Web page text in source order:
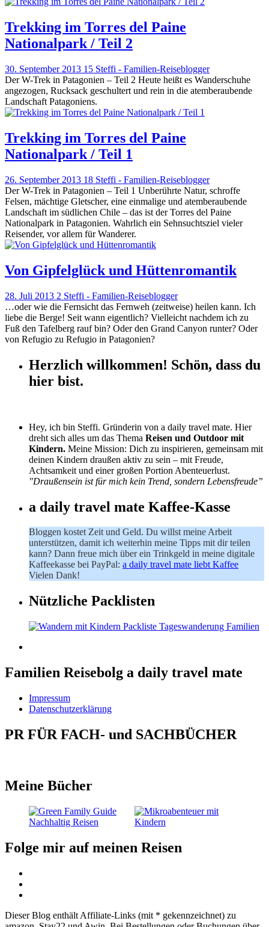
Trekking im Torres del Paine
Nationalpark / Teil 2
30. September 2013 15 Steffi - Familien-Reiseblogger
Der W-Trek in Patagonien – Teil 2 Heute heißt es Wanderschuhe
angezogen, Rucksack geschultert und rein in die atemberaubende
Landschaft Patagoniens.
Trekking im Torres del Paine
Nationalpark / Teil 1
26. September 2013 18 Steffi - Familien-Reiseblogger
Der W-Trek in Patagonien – Teil 1 Unberührte Natur, schroffe
Felsen, mächtige Gletscher, eine einmalige und atemberaubende
Landschaft im südlichen Chile – das ist der Torres del Paine
Nationalpark in Patagonien. Wahrlich ein Sehnsuchtsziel vieler
Reisender, vor allem für Wanderer.
Von Gipfelglück und Hüttenromantik
28. Juli 2013 2 Steffi - Familien-Reiseblogger
…oder wie die Fernsicht das Fernweh (zeitweise) heilen kann. Ich
liebe die Berge! Seit wann eigentlich? Vielleicht nachdem ich zu
Fuß den Tafelberg rauf bin? Oder den Grand Canyon runter? Oder
von Refugio zu Refugio in Patagonien?
Herzlich willkommen! Schön, dass du
hier bist.
Hey, ich bin Steffi. Gründerin von a daily travel mate. Hier
dreht sich alles um das Thema Reisen und Outdoor mit
Kindern. Meine Mission: Dich zu inspirieren, gemeinsam mit
deinen Kindern draußen aktiv zu sein – mit Freude,
Achtsamkeit und einer großen Portion Abenteuerlust.
"Draußensein ist für mich kein Trend, sondern Lebensfreude”
a daily travel mate Kaffee-Kasse
Bloggen kostet Zeit und Geld. Du willst meine Arbeit
unterstützen, damit ich weiterhin meine Tipps mit dir teilen
kann? Dann freue mich über ein Trinkgeld in meine digitale
Kaffeekasse bei PayPal: a daily travel mate liebt Kaffee
Vielen Dank!
Nützliche Packlisten
Familien Reisebolg a daily travel mate
Impressum
Datenschutzerklärung
PR FÜR FACH- und SACHBÜCHER
Meine Bücher
Folge mir auf meinen Reisen
Dieser Blog enthält Affiliate-Links (mit * gekennzeichnet) zu